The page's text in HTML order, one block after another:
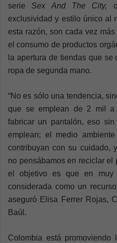
serieSex And The City,
exclusividad y estilo único al
esta razón, son cada vez
el consumo de productos
la apertura de tiendas que
ropa de segunda mano.
“No es sólo una tendencia,
que se emplean de 2 mil
fabricar un pantalón, eso
emplean; el medio
contribuyan con su cuidado,
no pensábamos en reciclar
el objetivo es que en
considerada como un
aseguró Elisa Ferrer Rojas,
Baúl.
Colombia está promoviendo